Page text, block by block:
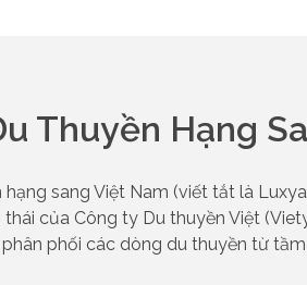
Thuyền Hạng
sang Việt Nam (viết tắt là
của Công ty Du thuyền Việt
phối các dòng du thuyền từ